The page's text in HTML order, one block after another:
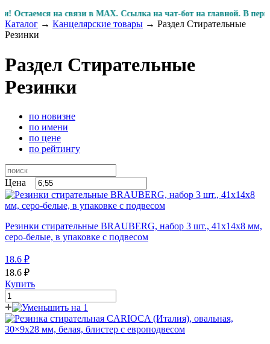
на связи в MAX. Ссылка на чат-бот на главной.
Каталог → Канцелярские товары → Раздел Стирательные
Резинки
Раздел Стирательные
Резинки
по новизне
по имени
по цене
по рейтингу
Цена
Резинки стирательные BRAUBERG, набор 3 шт., 41х14х8 мм,
серо-белые, в упаковке с подвесом
18.6 ₽
18.6 ₽
Купить